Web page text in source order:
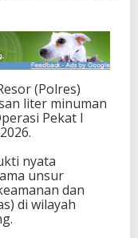
(Polres)
liter minuman
Pekat I
nyata
unsur
dan
di wilayah